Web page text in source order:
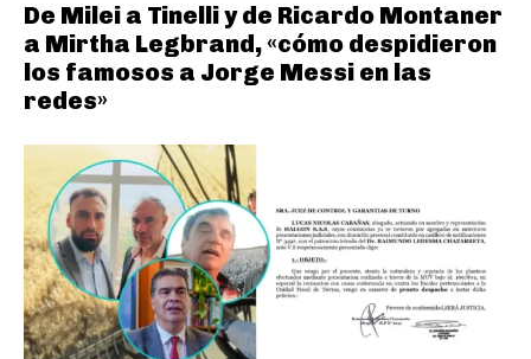
De Milei a Tinelli y de Ricardo Montaner
a Mirtha Legbrand, «cómo despidieron
los famosos a Jorge Messi en las
redes»